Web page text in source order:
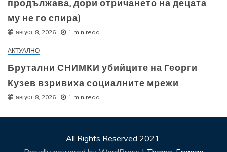
продължава, дори отричането на децата
му не го спира)
август 8, 2026 1 min read
АКТУАЛНО
Брутални СНИМКИ убийците на Георги
Кузев взривиха социалните мрежи
август 8, 2026 1 min read
All Rights Reserved 2021.